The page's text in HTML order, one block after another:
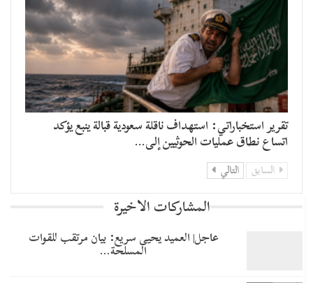
تقرير استخباراتي: استهداف ناقلة سعودية قبالة ينبع يؤكد
اتساع نطاق عمليات الحوثيين إلى…
السابق التالي
المشاركات الاخيرة
عاجل| العميد يحيى سريع: بيان مرتقب للقوات
المسلحة…